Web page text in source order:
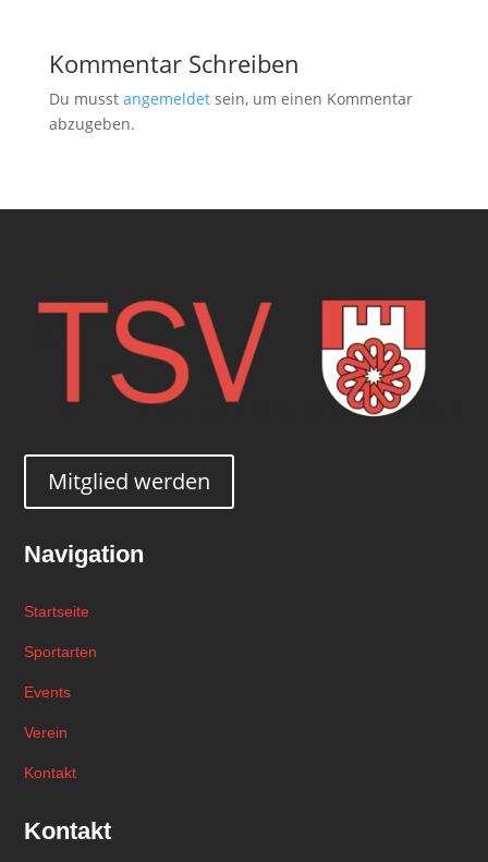
Kommentar Schreiben
Du musst angemeldetsein, um einen Kommentar
abzugeben.
Mitglied werden
Navigation
Startseite
Sportarten
Events
Verein
Kontakt
Kontakt